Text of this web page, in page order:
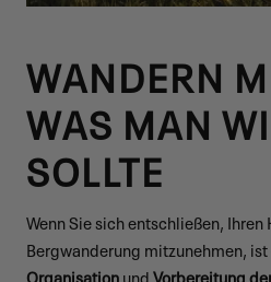
WANDERN
WAS MAN
SOLLTE
Wenn Sie sich entschließen, Ihren
Bergwanderung mitzunehmen,
OrganisationundVorbereitung